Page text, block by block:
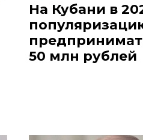
На Кубани в
50 млн рублей